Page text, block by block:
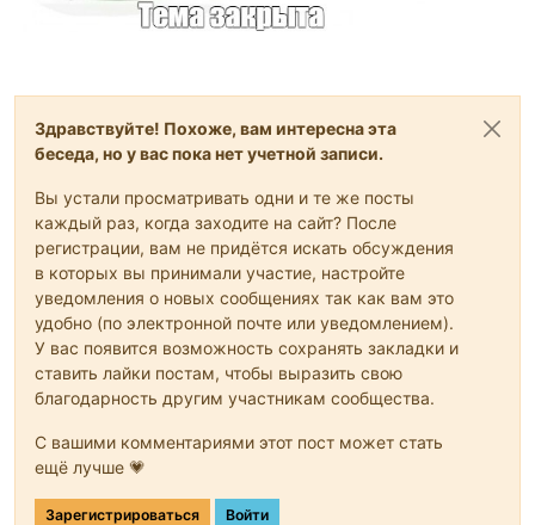
Здравствуйте! Похоже, вам интересна эта
беседа, но у вас пока нет учетной записи.
Вы устали просматривать одни и те же посты
каждый раз, когда заходите на сайт? После
регистрации, вам не придётся искать обсуждения
в которых вы принимали участие, настройте
уведомления о новых сообщениях так как вам это
удобно (по электронной почте или уведомлением).
У вас появится возможность сохранять закладки и
ставить лайки постам, чтобы выразить свою
благодарность другим участникам сообщества.
С вашими комментариями этот пост может стать
ещё лучше 💗
Зарегистрироваться Войти